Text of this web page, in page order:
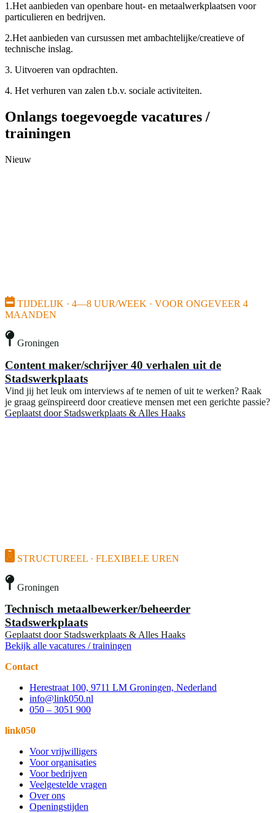
1.Het aanbieden van openbare hout- en metaalwerkplaatsen voor
particulieren en bedrijven.
2.Het aanbieden van cursussen met ambachtelijke/creatieve of
technische inslag.
3. Uitvoeren van opdrachten.
4. Het verhuren van zalen t.b.v. sociale activiteiten.
Onlangs toegevoegde vacatures /
trainingen
Nieuw
TIJDELIJK · 4—8 UUR/WEEK · VOOR ONGEVEER 4
MAANDEN
Groningen
Content maker/schrijver 40 verhalen uit de
Stadswerkplaats
Vind jij het leuk om interviews af te nemen of uit te werken? Raak
je graag geïnspireerd door creatieve mensen met een gerichte passie?
Geplaatst door Stadswerkplaats & Alles Haaks
STRUCTUREEL · FLEXIBELE UREN
Groningen
Technisch metaalbewerker/beheerder
Stadswerkplaats
Geplaatst door Stadswerkplaats & Alles Haaks
Bekijk alle vacatures / trainingen
Contact
Herestraat 100, 9711 LM Groningen, Nederland
info@link050.nl
050 – 3051 900
link050
Voor vrijwilligers
Voor organisaties
Voor bedrijven
Veelgestelde vragen
Over ons
Openingstijden